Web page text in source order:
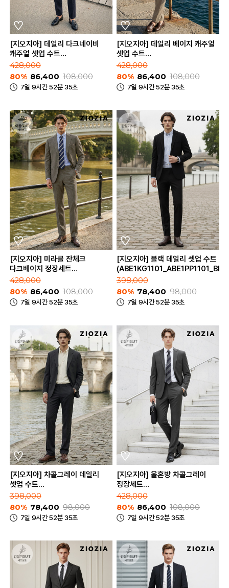
[지오지아] 데일리 다크네이비
캐주얼 셋업 수트
(AAE2KG1601_AAE2PP1601_DNV)
428,000
80% 86,400 108,000
7일 9시간 52분 35초
[지오지아] 데일리 베이지 캐주얼
셋업 수트
428,000
80% 86,400 108,000
7일 9시간 52분 35초
[지오지아] 미라클 잔체크
다크베이지 정장세트
(ABE2SB1206_ABE2SP1206_DBE)
428,000
80% 86,400 108,000
7일 9시간 52분 35초
[지오지아] 블랙 데일리 셋업 수트
(ABE1KG1101_ABE1PP1101_BK)
398,000
80% 78,400 98,000
7일 9시간 52분 35초
[지오지아] 차콜그레이 데일리
셋업 수트
(ABE1KG1101_ABE1PP1101_CGR)
398,000
80% 78,400 98,000
7일 9시간 52분 35초
[지오지아] 울혼방 차콜그레이
정장세트
428,000
80% 86,400 108,000
7일 9시간 52분 35초